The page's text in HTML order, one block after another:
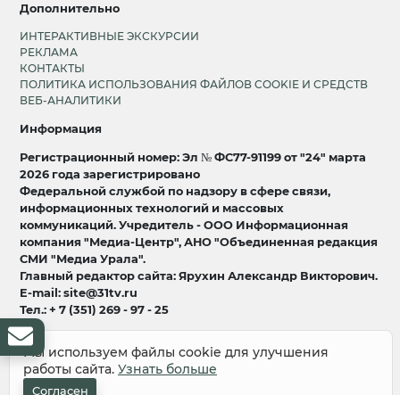
Дополнительно
ИНТЕРАКТИВНЫЕ ЭКСКУРСИИ
РЕКЛАМА
КОНТАКТЫ
ПОЛИТИКА ИСПОЛЬЗОВАНИЯ ФАЙЛОВ COOKIE И СРЕДСТВ
ВЕБ-АНАЛИТИКИ
Информация
Регистрационный номер: Эл № ФС77-91199 от "24" марта
2026 года зарегистрировано
Федеральной службой по надзору в сфере связи,
информационных технологий и массовых
коммуникаций. Учредитель - ООО Информационная
компания "Медиа-Центр", АНО "Объединенная редакция
СМИ "Медиа Урала".
Главный редактор сайта: Ярухин Александр Викторович.
E-mail: site@31tv.ru
Тел.: + 7 (351) 269 - 97 - 25
18+
© 2008-2026 Все права защищены
разработка и продвижение:
Мы используем файлы cookie для улучшения
работы сайта. Узнать больше
Согласен